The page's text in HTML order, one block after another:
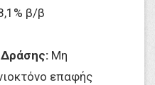
β/β
Μη
επαφής